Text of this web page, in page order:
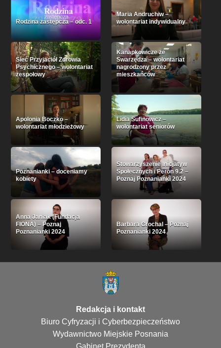
Rodzina zastępcza – odc. 1
Maria Andruchiw –
wolontariat indywidualny
Sieć Przyjaciół Zdrowia
Psychicznego – wolontariat
zespołowy
Kanapkowicze ze
Swarzędza – wolontariat
nagrodzony przez
mieszkańców
Apolonia Boczko –
wolontariat młodzieżowy
Lidia Sufinowicz –
wolontariat seniorów
Poznanianki – doceniamy
kobiety
Stowarzyszenie Inicjatyw
Społecznych i Peron 9.2 –
Poznaj Poznanianki 2024
Anna Janiak (Fundacja
FIONA) – Poznaj
Poznanianki 2024
Barbara Grochal – Poznaj
Poznanianki 2024
Redakcja i kontakt
Biuro Cyfryzacji i Cyberbezpieczeństwo
Wydawnictwo Miejskie Posnania
Gabinet Prezydenta